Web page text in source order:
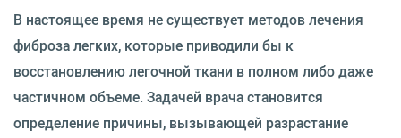
В настоящее время не существует методов лечения
фиброза легких, которые приводили бы к
восстановлению легочной ткани в полном либо даже
частичном объеме. Задачей врача становится
определение причины, вызывающей разрастание